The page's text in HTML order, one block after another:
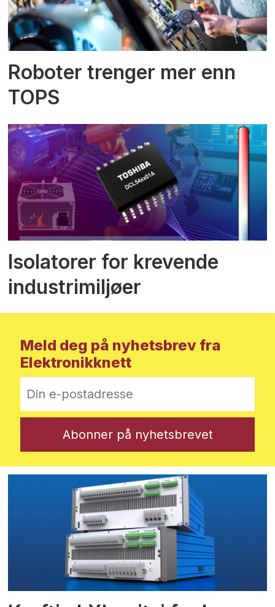
Roboter trenger mer enn
TOPS
Isolatorer for krevende
industrimiljøer
Meld deg på nyhetsbrev fra
Elektronikknett